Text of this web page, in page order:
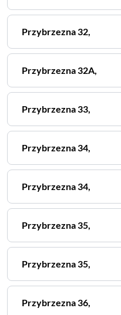
Przybrzezna32,
Przybrzezna32A,
Przybrzezna33,
Przybrzezna34,
Przybrzezna34,
Przybrzezna35,
Przybrzezna35,
Przybrzezna36,